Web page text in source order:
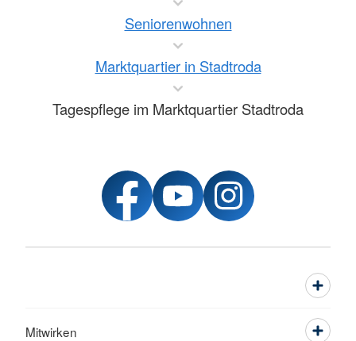
Seniorenwohnen
Marktquartier in Stadtroda
Tagespflege im Marktquartier Stadtroda
Mitwirken